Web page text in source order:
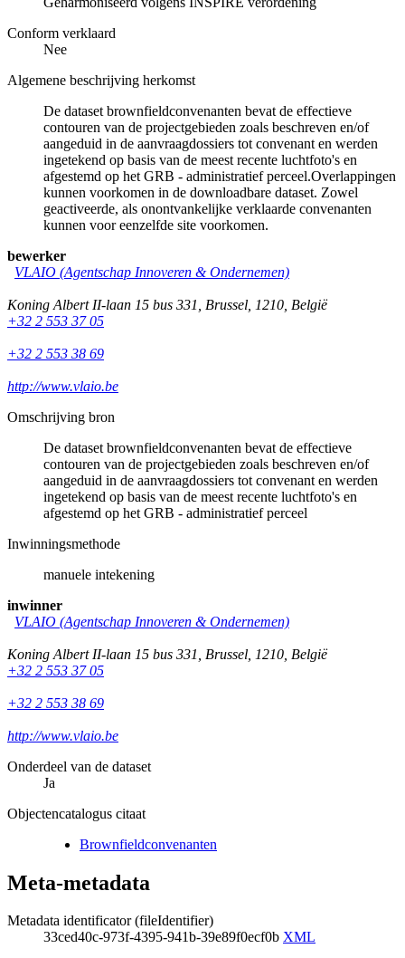
Conform verklaard
Nee
Algemene beschrijving herkomst
De dataset brownfieldconvenanten bevat de effectieve
contouren van de projectgebieden zoals beschreven en/of
aangeduid in de aanvraagdossiers tot convenant en werden
ingetekend op basis van de meest recente luchtfoto's en
afgestemd op het GRB - administratief perceel.Overlappingen
kunnen voorkomen in de downloadbare dataset. Zowel
geactiveerde, als onontvankelijke verklaarde convenanten
kunnen voor eenzelfde site voorkomen.
bewerker
VLAIO (Agentschap Innoveren & Ondernemen)
Koning Albert II-laan 15 bus 331 Brussel 1210 België
+32 2 553 37 05
+32 2 553 38 69
http://www.vlaio.be
Omschrijving bron
De dataset brownfieldconvenanten bevat de effectieve
contouren van de projectgebieden zoals beschreven en/of
aangeduid in de aanvraagdossiers tot convenant en werden
ingetekend op basis van de meest recente luchtfoto's en
afgestemd op het GRB - administratief perceel
Inwinningsmethode
manuele intekening
inwinner
VLAIO (Agentschap Innoveren & Ondernemen)
Koning Albert II-laan 15 bus 331 Brussel 1210 België
+32 2 553 37 05
+32 2 553 38 69
http://www.vlaio.be
Onderdeel van de dataset
Ja
Objectencatalogus citaat
Brownfieldconvenanten
Meta-metadata
Metadata identificator (fileIdentifier)
33ced40c-973f-4395-941b-39e89f0ecf0b XML